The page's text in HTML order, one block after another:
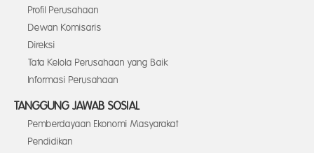
Profil Perusahaan
Dewan Komisaris
Direksi
Tata Kelola Perusahaan yang Baik
Informasi Perusahaan
TANGGUNG JAWAB SOSIAL
Pemberdayaan Ekonomi Masyarakat
Pendidikan